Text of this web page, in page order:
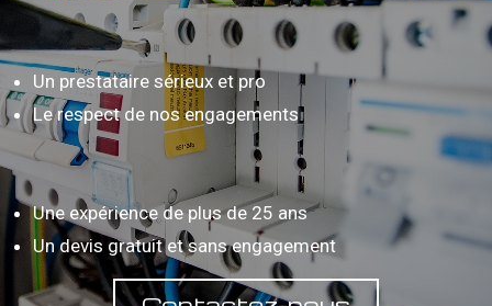
Un prestataire sérieux et pro
Le respect de nos engagements
Une expérience de plus de 25 ans
Un devis gratuit et sans engagement